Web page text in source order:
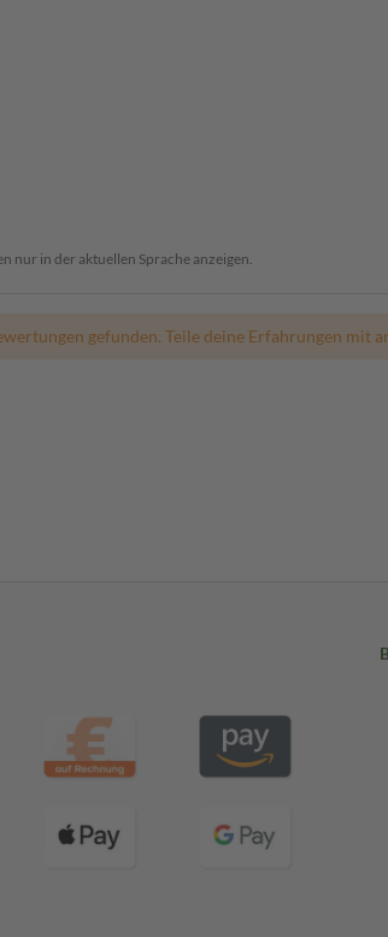
nur in der aktuellen Sprache anzeigen.
gefunden. Teile deine Erfahrungen mit